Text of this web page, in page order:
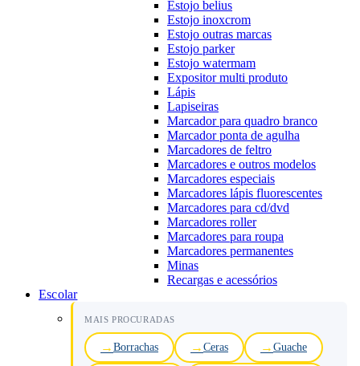
Estojo belius
Estojo inoxcrom
Estojo outras marcas
Estojo parker
Estojo watermam
Expositor multi produto
Lápis
Lapiseiras
Marcador para quadro branco
Marcador ponta de agulha
Marcadores de feltro
Marcadores e outros modelos
Marcadores especiais
Marcadores lápis fluorescentes
Marcadores para cd/dvd
Marcadores roller
Marcadores para roupa
Marcadores permanentes
Minas
Recargas e acessórios
Escolar
MAIS PROCURADAS
Borrachas Ceras Guache